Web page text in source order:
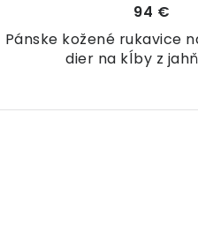
Pánske kožené rukavice
dier na kĺby z
94 €